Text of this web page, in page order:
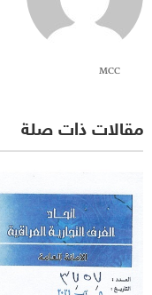
MCC
مقالات ذات صلة